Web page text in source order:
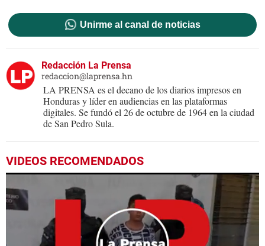
Unirme al canal de noticias
Redacción La Prensa
redaccion@laprensa.hn
LA PRENSA es el decano de los diarios impresos en
Honduras y líder en audiencias en las plataformas
digitales. Se fundó el 26 de octubre de 1964 en la ciudad
de San Pedro Sula.
VIDEOS RECOMENDADOS